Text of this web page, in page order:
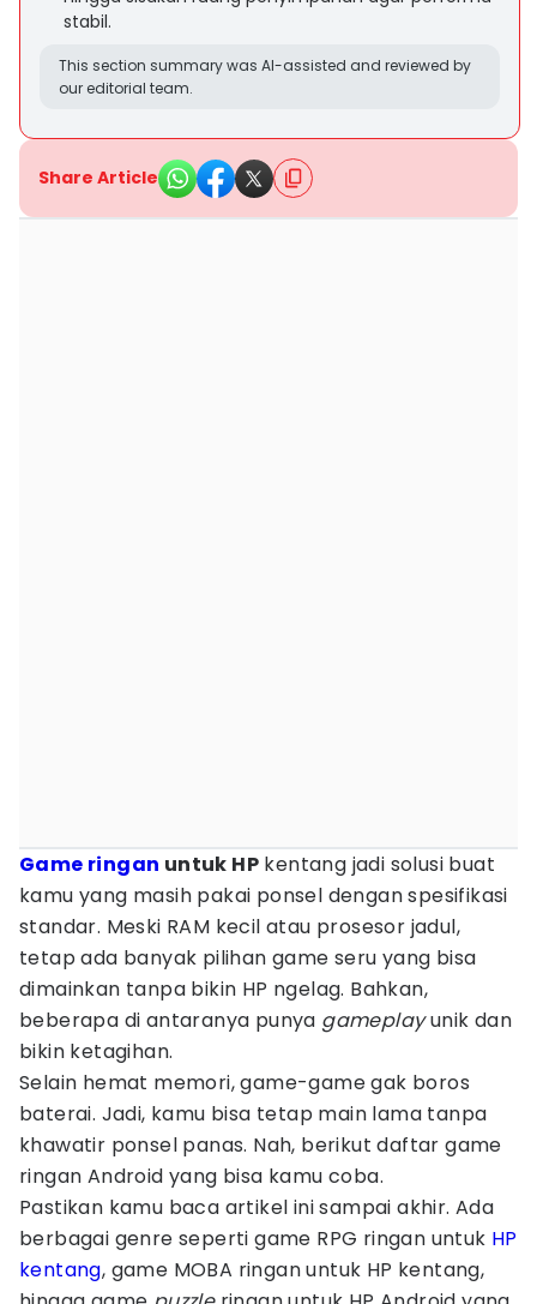
stabil.
This section summary was AI-assisted and reviewed by
our editorial team.
Share Article
Game ringan untuk HP kentang jadi solusi buat
kamu yang masih pakai ponsel dengan spesifikasi
standar. Meski RAM kecil atau prosesor jadul,
tetap ada banyak pilihan game seru yang bisa
dimainkan tanpa bikin HP ngelag. Bahkan,
beberapa di antaranya punya gameplayunik dan
bikin ketagihan.
Selain hemat memori, game-game gak boros
baterai. Jadi, kamu bisa tetap main lama tanpa
khawatir ponsel panas. Nah, berikut daftar game
ringan Android yang bisa kamu coba.
Pastikan kamu baca artikel ini sampai akhir. Ada
berbagai genre seperti game RPG ringan untuk HP
kentang, game MOBA ringan untuk HP kentang,